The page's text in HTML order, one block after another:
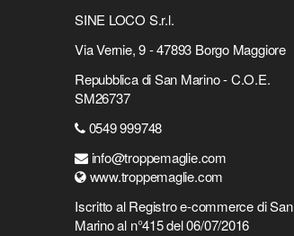
SINE LOCO S.r.l.
Via Vernie, 9 - 47893 Borgo Maggiore
Repubblica di San Marino - C.O.E.
SM26737
0549 999748
info@troppemaglie.com
www.troppemaglie.com
Iscritto al Registro e-commerce di San
Marino al n°415 del 06/07/2016